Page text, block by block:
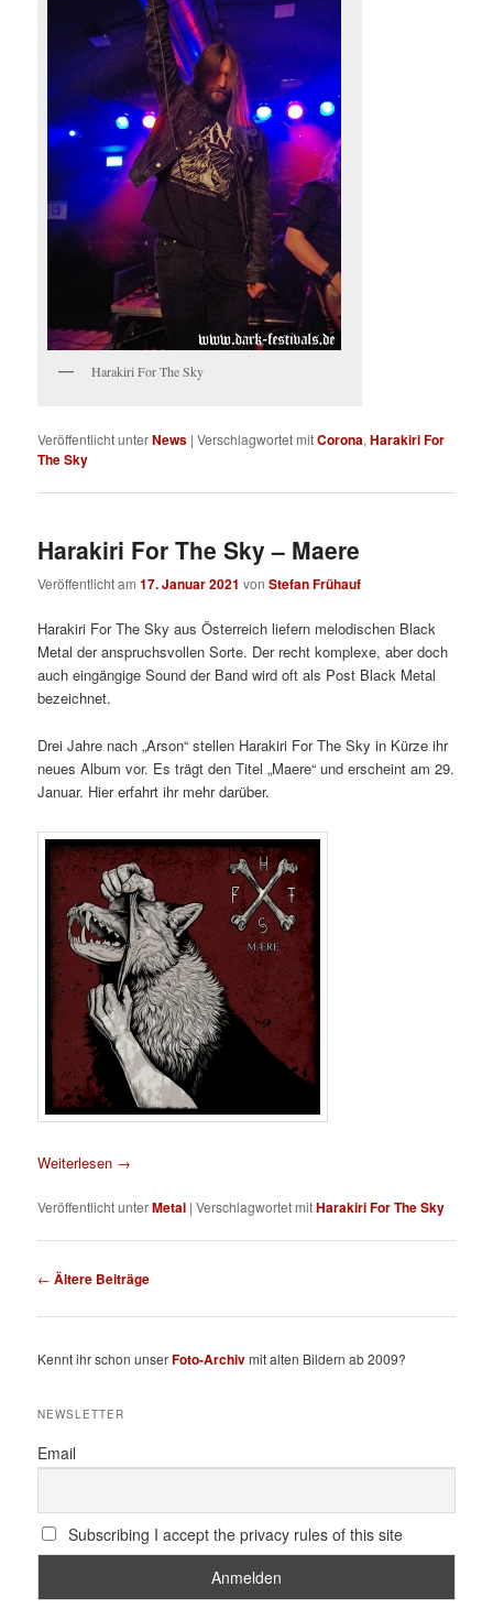
Harakiri For The Sky
Veröffentlicht unterNews |Verschlagwortet mitCorona,Harakiri For
The Sky
Harakiri For The Sky – Maere
Veröffentlicht am17. Januar 2021 vonStefan Frühauf
Harakiri For The Sky aus Österreich liefern melodischen Black
Metal der anspruchsvollen Sorte. Der recht komplexe, aber doch
auch eingängige Sound der Band wird oft als Post Black Metal
bezeichnet.
Drei Jahre nach „Arson“ stellen Harakiri For The Sky in Kürze ihr
neues Album vor. Es trägt den Titel „Maere“ und erscheint am 29.
Januar. Hier erfahrt ihr mehr darüber.
Weiterlesen →
Veröffentlicht unterMetal |Verschlagwortet mitHarakiri For The Sky
Beitragsnavigation
← Ältere Beiträge
Kennt ihr schon unserFoto-Archivmit alten Bildern ab 2009?
NEWSLETTER
Email
Subscribing I accept the privacy rules of this site